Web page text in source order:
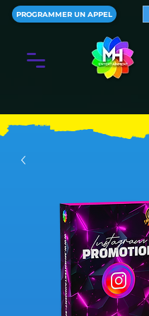
PROGRAMMER UN APPEL